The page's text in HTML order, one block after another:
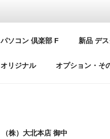
パソコン 倶楽部 F 新品 デ
オリジナル オプション・そ
（株）大北本店 御中